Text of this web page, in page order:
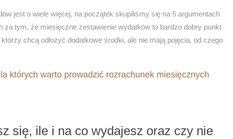
jest o wiele więcej, na początek skupiliśmy się na 5 argumentach
za tym, że miesięczne zestawienie wydatków to bardzo dobry punkt
chcą odłożyć dodatkowe środki, ale nie mają pojęcia, od czego
których warto prowadzić rozrachunek miesięcznych
się, ile i na co wydajesz oraz czy nie